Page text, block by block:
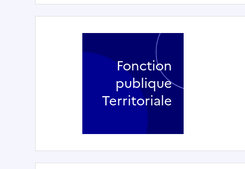
Fonction
publique
Territoriale